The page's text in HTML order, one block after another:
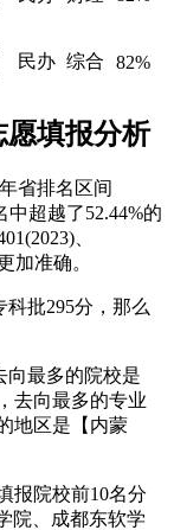
民办 综合 82%
愿填报分析
省排名区间
中超越了52.44%的
、
加准确。
批295分，那么
向最多的院校是
去向最多的专业
地区是【内蒙
报院校前10名分
院、成都东软学